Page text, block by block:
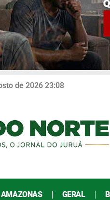
de 2026 23:08
AMAZONAS GERAL